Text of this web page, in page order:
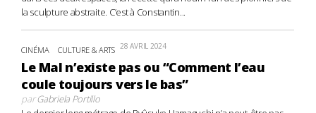
la sculpture abstraite. C’est à Constantin...
CINÉMA CULTURE & ARTS 28 AVRIL 2024
Le Mal n’existe pas ou “Comment l’eau
coule toujours vers le bas”
parGabriela Portillo